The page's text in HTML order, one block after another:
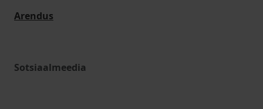
Arendus
Sotsiaalmeedia